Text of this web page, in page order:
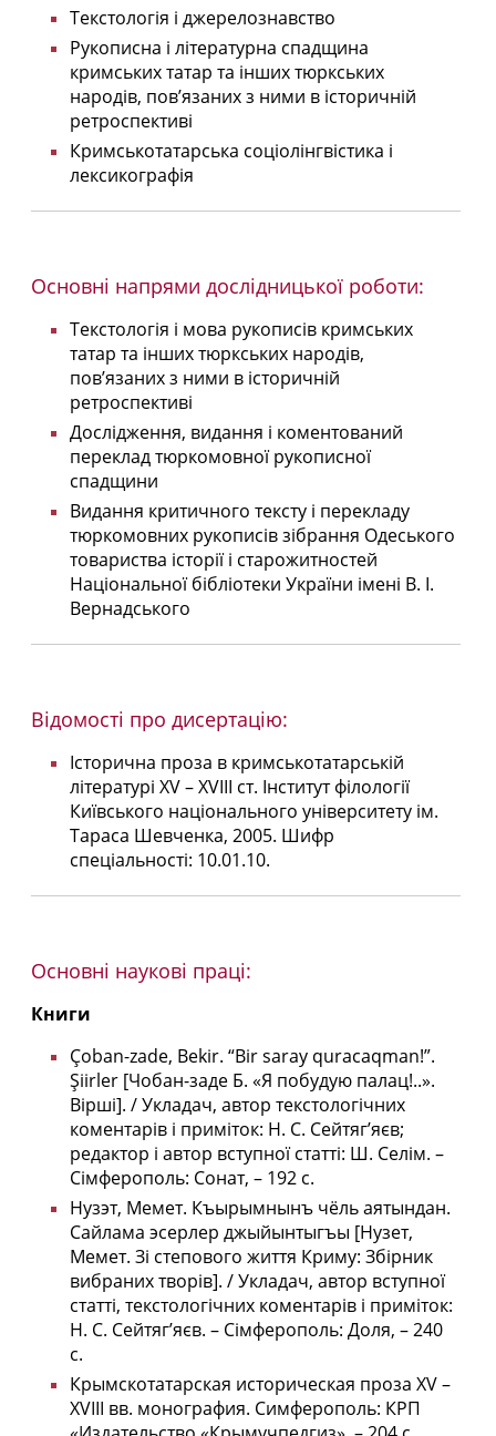
Текстологія і джерелознавство
Рукописна і літературна спадщина
кримських татар та інших тюркських
народів, пов’язаних з ними в історичній
ретроспективі
Кримськотатарська соціолінгвістика і
лексикографія
Основні напрями дослідницької роботи:
Текстологія і мова рукописів кримських
татар та інших тюркських народів,
пов’язаних з ними в історичній
ретроспективі
Дослідження, видання і коментований
переклад тюркомовної рукописної
спадщини
Видання критичного тексту і перекладу
тюркомовних рукописів зібрання Одеського
товариства історії і старожитностей
Національної бібліотеки України імені В. І.
Вернадського
Відомості про дисертацію:
Історична проза в кримськотатарській
літературі XV – XVIII ст. Інститут філології
Київського національного університету ім.
Тараса Шевченка, 2005. Шифр
спеціальності: 10.01.10.
Основні наукові праці:
Книги
Çoban-zade, Bekir. “Bir saray quracaqman!”.
Şiirler [Чобан-заде Б. «Я побудую палац!..».
Вірші]. / Укладач, автор текстологічних
коментарів і приміток: Н. С. Сейтягʼяєв;
редактор і автор вступної статті: Ш. Селім. –
Сімферополь: Сонат, – 192 с.
Нузэт, Мемет. Къырымнынъ чёль аятындан.
Сайлама эсерлер джыйынтыгъы [Нузет,
Мемет. Зі степового життя Криму: Збірник
вибраних творів]. / Укладач, автор вступної
статті, текстологічних коментарів і приміток:
Н. С. Сейтягʼяєв. – Сімферополь: Доля, – 240
с.
Крымскотатарская историческая проза XV –
XVIII вв. монография. Симферополь: КРП